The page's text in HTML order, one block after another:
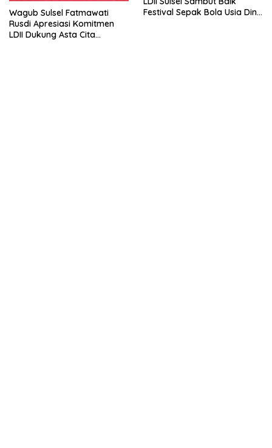
Wagub Sulsel Fatmawati
Rusdi Apresiasi Komitmen
LDII Dukung Asta Cita
Festival Sepak Bola Usia Dini